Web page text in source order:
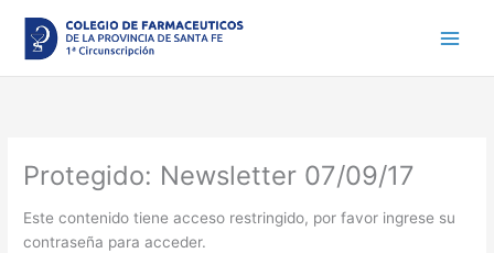
contenido
Protegido: Newsletter 07/09/17
Este contenido tiene acceso restringido, por favor ingrese su
contraseña para acceder.